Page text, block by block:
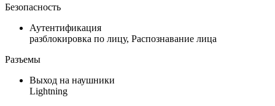
Безопасность
Аутентификация
разблокировка по лицу, Распознавание лица
Разъемы
Выход на наушники
Lightning